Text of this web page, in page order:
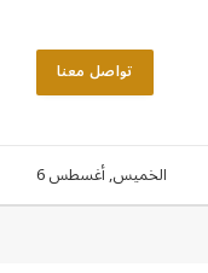
تواصل معنا
الخميس, أغسطس 6